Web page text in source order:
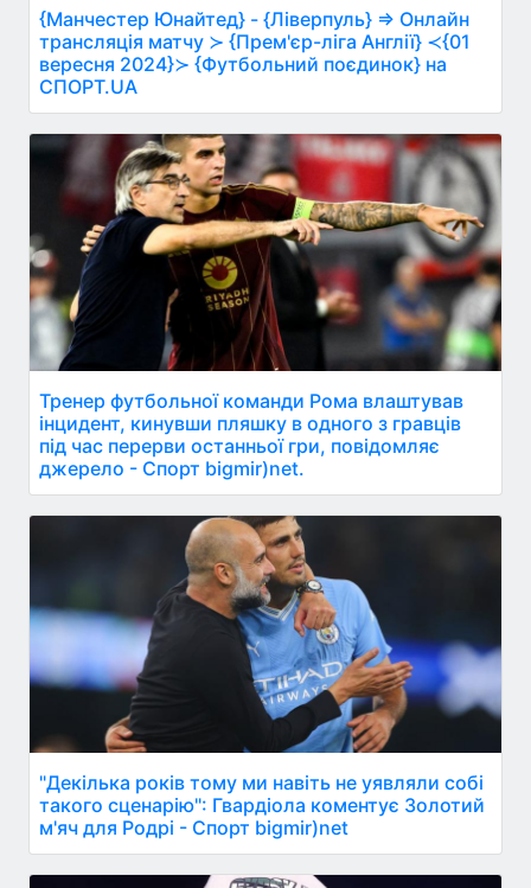
{Манчестер Юнайтед} - {Ліверпуль} ⇒ Онлайн
трансляція матчу ≻ {Прем'єр-ліга Англії} ≺{01
вересня 2024}≻ {Футбольний поєдинок} на
СПОРТ.UA
Тренер футбольної команди Рома влаштував
інцидент, кинувши пляшку в одного з гравців
під час перерви останньої гри, повідомляє
джерело - Спорт bigmir)net.
"Декілька років тому ми навіть не уявляли собі
такого сценарію": Гвардіола коментує Золотий
м'яч для Родрі - Спорт bigmir)net